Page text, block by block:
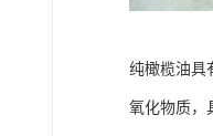
纯橄榄油具
氧化物质，